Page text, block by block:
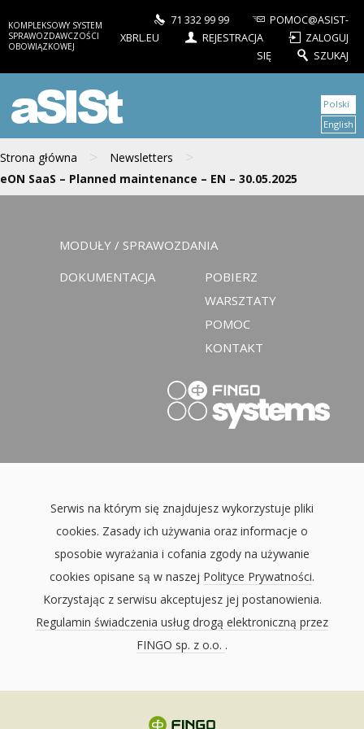
KOMPLEKSOWY SYSTEM
SPRAWOZDAWCZOŚCI
OBOWIĄZKOWEJ
71 332 99 99
POMOC@ASIST-
XBRL.EU
REJESTRACJA
ZALOGUJ
SIĘ
SZUKAJ
aSISt
Strona główna > Newsletters >
eON SaaS – Planned maintenance – EN – 30.05.2025
Polski
English
MODUŁY / SPRAWOZDANIA
DOKUMENTACJA
POBIERZ
WARSZTATY
POMOC
KONTAKT
Serwis na którym się znajdujesz wykorzystuje pliki
cookies. Zasady ich używania oraz informacje o
sposobie wyrażania i cofania zgody na używanie
cookies opisane są w naszej Polityce Prywatności.
Korzystając z serwisu akceptujesz jej postanowienia.
Regulamin świadczenia usług drogą elektroniczną przez
FINGO sp. z o.o. .